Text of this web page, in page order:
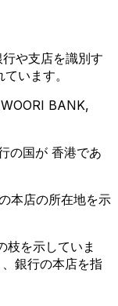
や支店を識別す
います。
BANK,
の国が 香港であ
本店の所在地を示
枝を示していま
銀行の本店を指